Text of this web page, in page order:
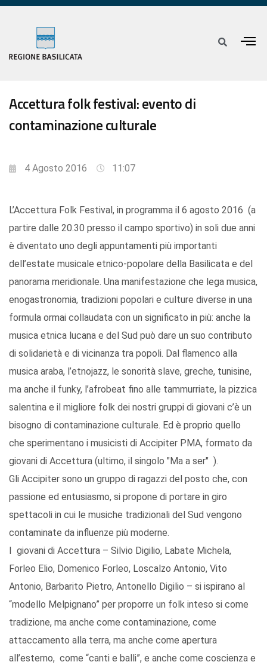
Accettura folk festival: evento di
contaminazione culturale
4 Agosto 2016 11:07
L’Accettura Folk Festival, in programma il 6 agosto 2016 (a
partire dalle 20.30 presso il campo sportivo) in soli due anni
è diventato uno degli appuntamenti più importanti
dell’estate musicale etnico-popolare della Basilicata e del
panorama meridionale. Una manifestazione che lega musica,
enogastronomia, tradizioni popolari e culture diverse in una
formula ormai collaudata con un significato in più: anche la
musica etnica lucana e del Sud può dare un suo contributo
di solidarietà e di vicinanza tra popoli. Dal flamenco alla
musica araba, l’etnojazz, le sonorità slave, greche, tunisine,
ma anche il funky, l’afrobeat fino alle tammurriate, la pizzica
salentina e il migliore folk dei nostri gruppi di giovani c’è un
bisogno di contaminazione culturale. Ed è proprio quello
che sperimentano i musicisti di Accipiter PMA, formato da
giovani di Accettura (ultimo, il singolo "Ma a ser" ).
Gli Accipiter sono un gruppo di ragazzi del posto che, con
passione ed entusiasmo, si propone di portare in giro
spettacoli in cui le musiche tradizionali del Sud vengono
contaminate da influenze più moderne.
I giovani di Accettura – Silvio Digilio, Labate Michela,
Forleo Elio, Domenico Forleo, Loscalzo Antonio, Vito
Antonio, Barbarito Pietro, Antonello Digilio – si ispirano al
“modello Melpignano” per proporre un folk inteso si come
tradizione, ma anche come contaminazione, come
attaccamento alla terra, ma anche come apertura
all’esterno, come “canti e balli”, e anche come coscienza e